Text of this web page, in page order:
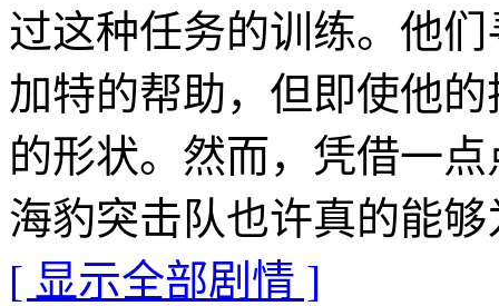
过这种任务的训练。他
加特的帮助，但即使他
的形状。然而，凭借一
海豹突击队也许真的能
[ 显示全部剧情 ]